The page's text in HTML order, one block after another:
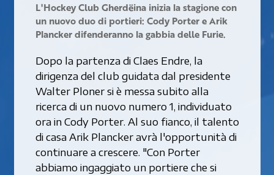
L'Hockey Club Gherdëina inizia la stagione con
un nuovo duo di portieri: Cody Porter e Arik
Plancker difenderanno la gabbia delle Furie.
Dopo la partenza di Claes Endre, la
dirigenza del club guidata dal presidente
Walter Ploner si è messa subito alla
ricerca di un nuovo numero 1, individuato
ora in Cody Porter. Al suo fianco, il talento
di casa Arik Plancker avrà l'opportunità di
continuare a crescere. "Con Porter
abbiamo ingaggiato un portiere che si